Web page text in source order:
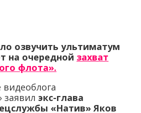
озвучить ультиматум
на очередной захват
флота».
заявил экс-глава
«Натив» Яков